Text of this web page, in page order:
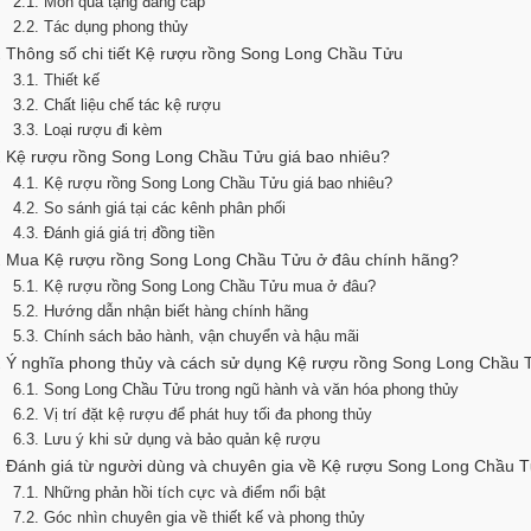
2.2. Tác dụng phong thủy
Thông số chi tiết Kệ rượu rồng Song Long Chầu Tửu
3.1. Thiết kế
3.2. Chất liệu chế tác kệ rượu
3.3. Loại rượu đi kèm
Kệ rượu rồng Song Long Chầu Tửu giá bao nhiêu?
4.1. Kệ rượu rồng Song Long Chầu Tửu giá bao nhiêu?
4.2. So sánh giá tại các kênh phân phối
4.3. Đánh giá giá trị đồng tiền
Mua Kệ rượu rồng Song Long Chầu Tửu ở đâu chính hãng?
5.1. Kệ rượu rồng Song Long Chầu Tửu mua ở đâu?
5.2. Hướng dẫn nhận biết hàng chính hãng
5.3. Chính sách bảo hành, vận chuyển và hậu mãi
Ý nghĩa phong thủy và cách sử dụng Kệ rượu rồng Song Long Chầu
6.1. Song Long Chầu Tửu trong ngũ hành và văn hóa phong thủy
6.2. Vị trí đặt kệ rượu để phát huy tối đa phong thủy
6.3. Lưu ý khi sử dụng và bảo quản kệ rượu
Đánh giá từ người dùng và chuyên gia về Kệ rượu Song Long Chầu
7.1. Những phản hồi tích cực và điểm nổi bật
7.2. Góc nhìn chuyên gia về thiết kế và phong thủy